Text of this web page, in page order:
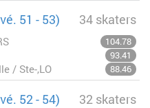
51 - 53) 34 skaters
104.78
93.41
/ Ste-,LO 88.46
52 - 54) 32 skaters